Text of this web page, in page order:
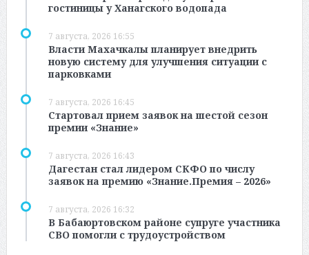
гостиницы у Ханагского водопада
7 августа, 2026 16:55
Власти Махачкалы планирует внедрить
новую систему для улучшения ситуации с
парковками
7 августа, 2026 16:45
Стартовал прием заявок на шестой сезон
премии «Знание»
7 августа, 2026 16:43
Дагестан стал лидером СКФО по числу
заявок на премию «Знание.Премия – 2026»
7 августа, 2026 16:32
В Бабаюртовском районе супруге участника
СВО помогли с трудоустройством